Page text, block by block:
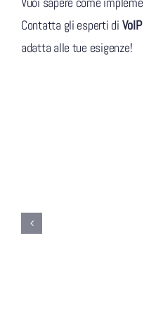
Contatta gli esperti di
adatta alle tue esigenze!